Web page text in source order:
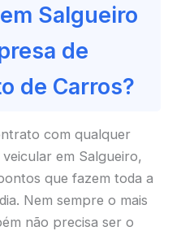
Salgueiro
de
de Carros?
com qualquer
em Salgueiro,
que fazem toda a
Nem sempre o mais
não precisa ser o